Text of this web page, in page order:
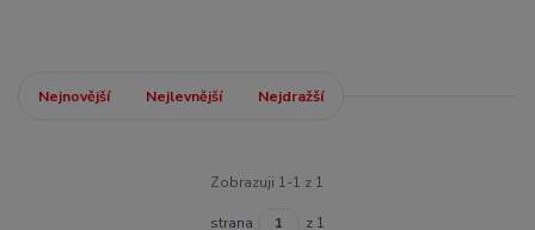
Nejnovější Nejlevnější Nejdražší
Zobrazuji 1-1 z 1
strana z 1